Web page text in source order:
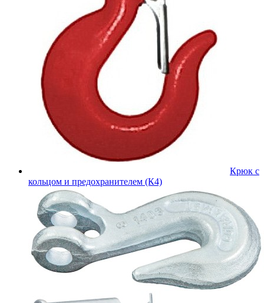
Крюк с
кольцом и предохранителем (К4)